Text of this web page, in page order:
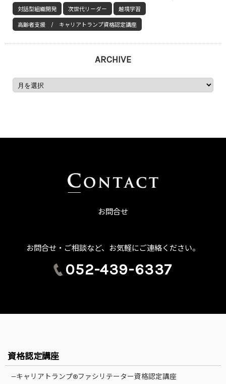
対話型組織開発 次世代リーダー 越境学習
高齢者支援 / キャリアトランプ資格認定講座
ARCHIVE
お問合せ
お問合せ・ご相談など、お気軽にご連絡ください。
052-439-6337
資格認定講座
—キャリアトランプ®ファシリテーター資格認定講座